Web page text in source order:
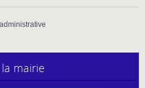
mairie